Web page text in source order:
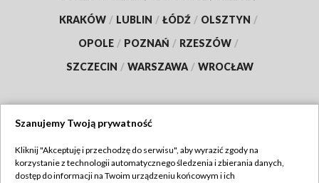
KRAKÓW / LUBLIN / ŁÓDŹ / OLSZTYN /
OPOLE / POZNAŃ / RZESZÓW /
SZCZECIN / WARSZAWA / WROCŁAW
TVP
Szanujemy Twoją prywatność
Kliknij "Akceptuję i przechodzę do serwisu", aby wyrazić zgody na
korzystanie z technologii automatycznego śledzenia i zbierania danych,
dostęp do informacji na Twoim urządzeniu końcowym i ich